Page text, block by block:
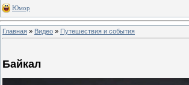
Юмор
Главная » Видео » Путешествия и события
Байкал